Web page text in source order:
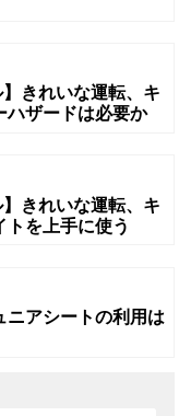
】きれいな運転、キ
ハザードは必要か
】きれいな運転、キ
を上手に使う
アシートの利用は